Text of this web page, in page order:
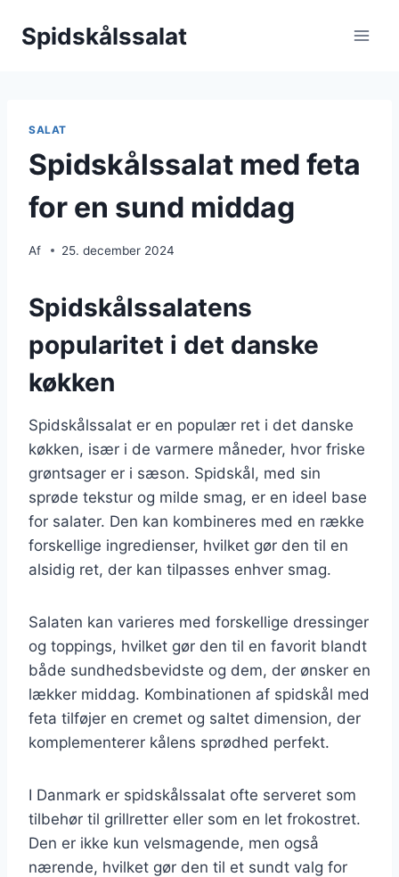
Spidskålssalat
SALAT
Spidskålssalat med feta
for en sund middag
Af 25. december 2024
Spidskålssalatens
popularitet i det danske
køkken
Spidskålssalat er en populær ret i det danske
køkken, især i de varmere måneder, hvor friske
grøntsager er i sæson. Spidskål, med sin
sprøde tekstur og milde smag, er en ideel base
for salater. Den kan kombineres med en række
forskellige ingredienser, hvilket gør den til en
alsidig ret, der kan tilpasses enhver smag.
Salaten kan varieres med forskellige dressinger
og toppings, hvilket gør den til en favorit blandt
både sundhedsbevidste og dem, der ønsker en
lækker middag. Kombinationen af spidskål med
feta tilføjer en cremet og saltet dimension, der
komplementerer kålens sprødhed perfekt.
I Danmark er spidskålssalat ofte serveret som
tilbehør til grillretter eller som en let frokostret.
Den er ikke kun velsmagende, men også
nærende, hvilket gør den til et sundt valg for